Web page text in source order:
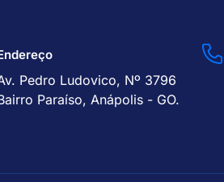
Pedro Ludovico, Nº 3796
Paraíso, Anápolis - GO.